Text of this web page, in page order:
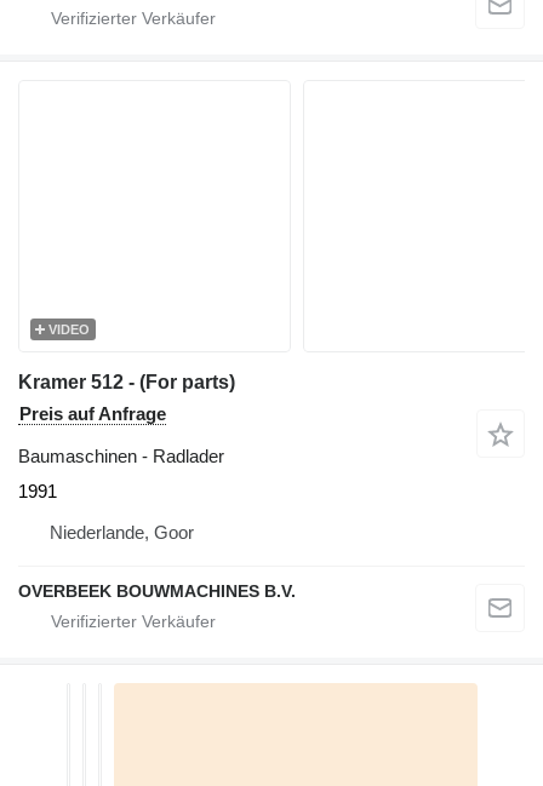
VIDEO
Kramer 512 - (For parts)
Preis auf Anfrage
Baumaschinen - Radlader
1991
Niederlande, Goor
OVERBEEK BOUWMACHINES B.V.